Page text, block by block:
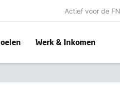
Actief voor de
Werk & Inkomen